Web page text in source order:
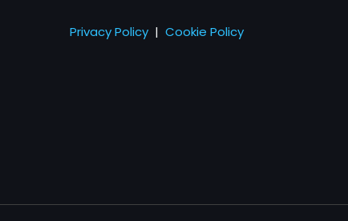
Privacy Policy | Cookie Policy